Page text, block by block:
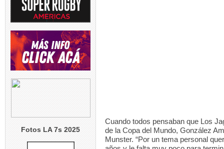
Fotos LA 7s 2025
Cuando todos pensaban que Los
de la Copa del Mundo, González
Munster. “Por un tema personal